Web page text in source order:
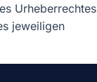
Urheberrechtes
jeweiligen